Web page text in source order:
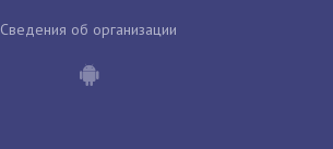
Сведения об организации